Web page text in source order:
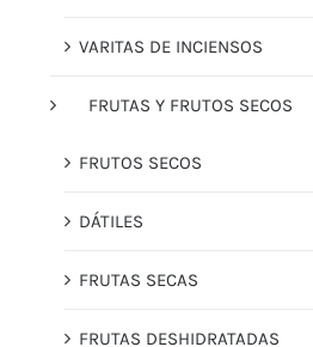
VARITAS DE INCIENSOS
FRUTAS Y FRUTOS SECOS
FRUTOS SECOS
DÁTILES
FRUTAS SECAS
FRUTAS DESHIDRATADAS